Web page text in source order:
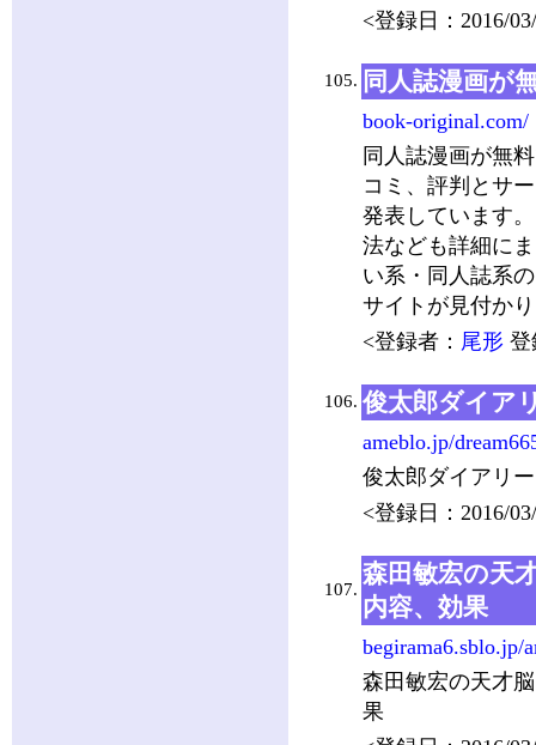
<登録日：2016/
105. 同人誌漫画が
book-original.com/
同人誌漫画が無
コミ、評判とサ
発表しています
法なども詳細に
い系・同人誌系
サイトが見付か
<登録者： 尾形 登
106. 俊太郎ダイア
ameblo.jp/
俊太郎ダイアリー
<登録日：2016/
107.
森田敏宏の天
内容、効果
begirama6.sblo.jp/
森田敏宏の天才
果